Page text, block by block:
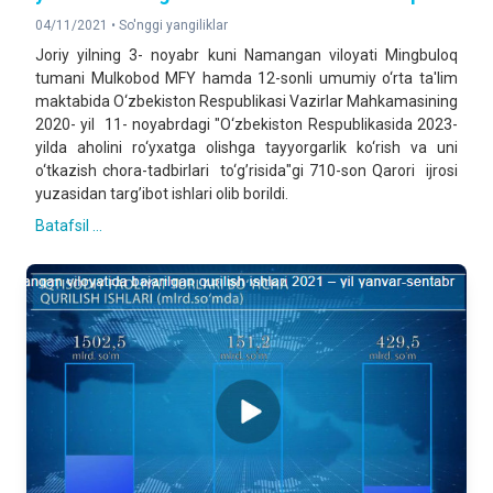
04/11/2021 • So'nggi yangiliklar
Joriy yilning 3- noyabr kuni Namangan viloyati Mingbuloq
tumani Mulkobod MFY hamda 12-sonli umumiy o‘rta ta'lim
maktabida O‘zbekiston Respublikasi Vazirlar Mahkamasining
2020- yil 11- noyabrdagi "O‘zbekiston Respublikasida 2023-
yilda aholini ro‘yxatga olishga tayyorgarlik ko‘rish va uni
o‘tkazish chora-tadbirlari to‘g’risida"gi 710-son Qarori ijrosi
yuzasidan targ’ibot ishlari olib borildi.
Batafsil ...